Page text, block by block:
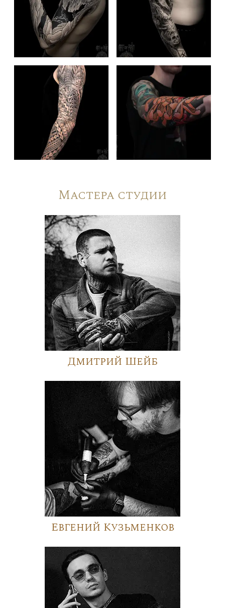
Мастера студии
Дмитрий Шейб
Евгений Кузьменков